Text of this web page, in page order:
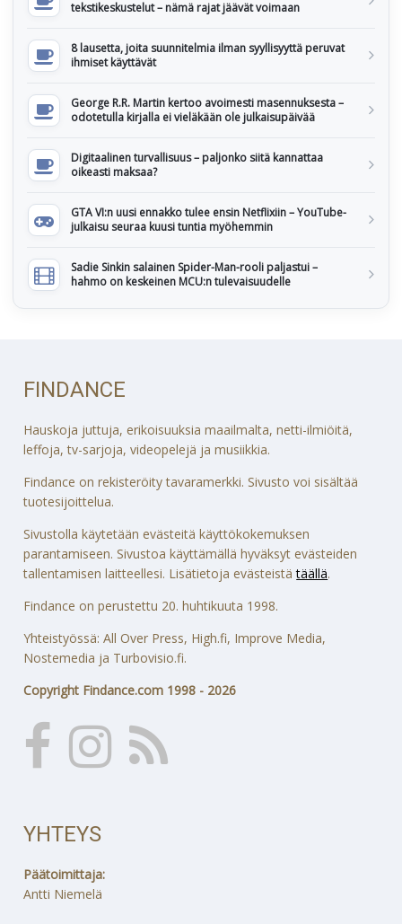
tekstikeskustelut – nämä rajat jäävät voimaan
8 lausetta, joita suunnitelmia ilman syyllisyyttä peruvat
ihmiset käyttävät
George R.R. Martin kertoo avoimesti masennuksesta –
odotetulla kirjalla ei vieläkään ole julkaisupäivää
Digitaalinen turvallisuus – paljonko siitä kannattaa
oikeasti maksaa?
GTA VI:n uusi ennakko tulee ensin Netflixiin – YouTube-
julkaisu seuraa kuusi tuntia myöhemmin
Sadie Sinkin salainen Spider-Man-rooli paljastui –
hahmo on keskeinen MCU:n tulevaisuudelle
FINDANCE
Hauskoja juttuja, erikoisuuksia maailmalta, netti-ilmiöitä,
leffoja, tv-sarjoja, videopelejä ja musiikkia.
Findance on rekisteröity tavaramerkki. Sivusto voi sisältää
tuotesijoittelua.
Sivustolla käytetään evästeitä käyttökokemuksen
parantamiseen. Sivustoa käyttämällä hyväksyt evästeiden
tallentamisen laitteellesi. Lisätietoja evästeistätäällä.
Findance on perustettu 20. huhtikuuta 1998.
Yhteistyössä: All Over Press, High.fi, Improve Media,
Nostemedia ja Turbovisio.fi.
Copyright Findance.com 1998 - 2026
YHTEYS
Päätoimittaja:
Antti Niemelä